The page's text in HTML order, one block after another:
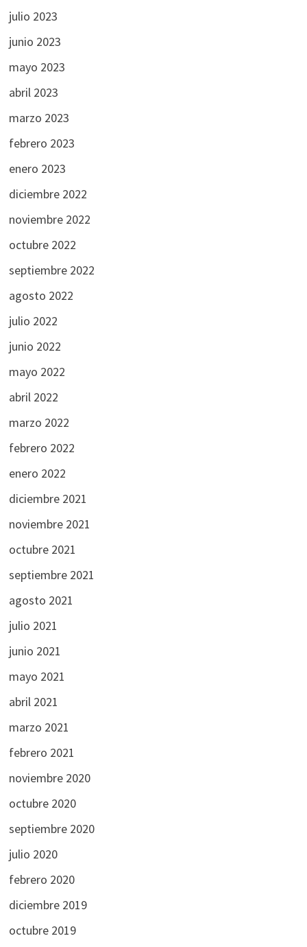
julio 2023
junio 2023
mayo 2023
abril 2023
marzo 2023
febrero 2023
enero 2023
diciembre 2022
noviembre 2022
octubre 2022
septiembre 2022
agosto 2022
julio 2022
junio 2022
mayo 2022
abril 2022
marzo 2022
febrero 2022
enero 2022
diciembre 2021
noviembre 2021
octubre 2021
septiembre 2021
agosto 2021
julio 2021
junio 2021
mayo 2021
abril 2021
marzo 2021
febrero 2021
noviembre 2020
octubre 2020
septiembre 2020
julio 2020
febrero 2020
diciembre 2019
octubre 2019